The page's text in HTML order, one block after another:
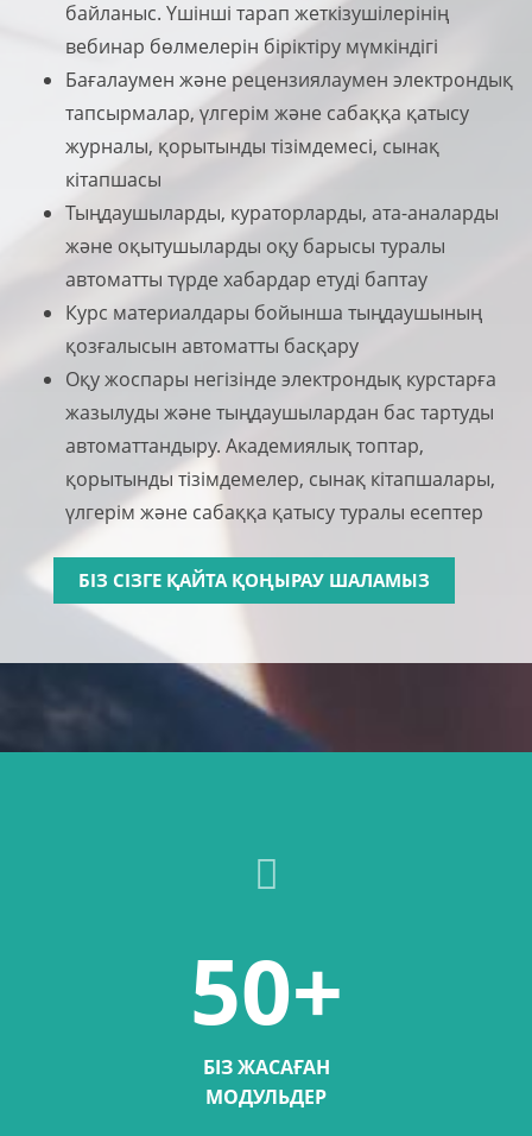
байланыс. Үшінші тарап жеткізушілерінің
вебинар бөлмелерін біріктіру мүмкіндігі
Бағалаумен және рецензиялаумен электрондық
тапсырмалар, үлгерім және сабаққа қатысу
журналы, қорытынды тізімдемесі, сынақ
кітапшасы
Тыңдаушыларды, кураторларды, ата-аналарды
және оқытушыларды оқу барысы туралы
автоматты түрде хабардар етуді баптау
Курс материалдары бойынша тыңдаушының
қозғалысын автоматты басқару
Оқу жоспары негізінде электрондық курстарға
жазылуды және тыңдаушылардан бас тартуды
автоматтандыру. Академиялық топтар,
қорытынды тізімдемелер, сынақ кітапшалары,
үлгерім және сабаққа қатысу туралы есептер
БІЗ СІЗГЕ ҚАЙТА ҚОҢЫРАУ ШАЛАМЫЗ
50+
БІЗ ЖАСАҒАН
МОДУЛЬДЕР